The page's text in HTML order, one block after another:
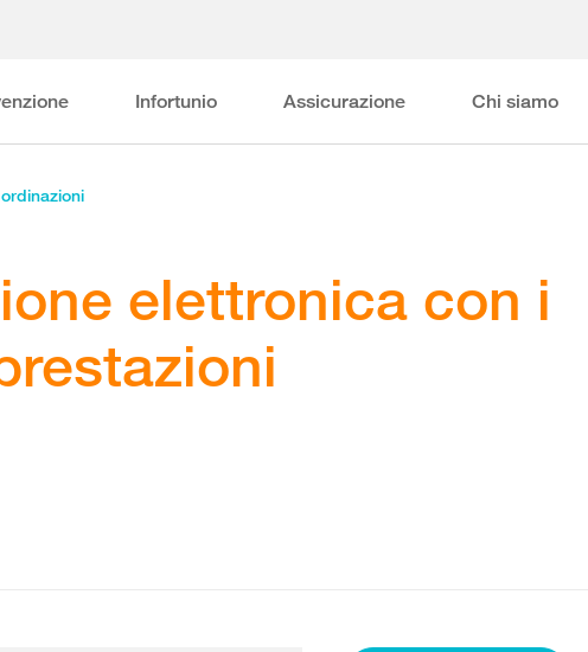
Infortunio Assicurazione Chi siamo
elettronica con i